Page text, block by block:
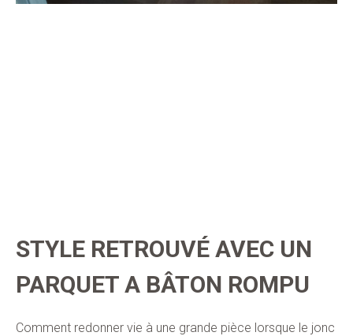
STYLE RETROUVÉ AVEC UN
PARQUET A BÂTON ROMPU
Comment redonner vie à une grande pièce lorsque le jonc